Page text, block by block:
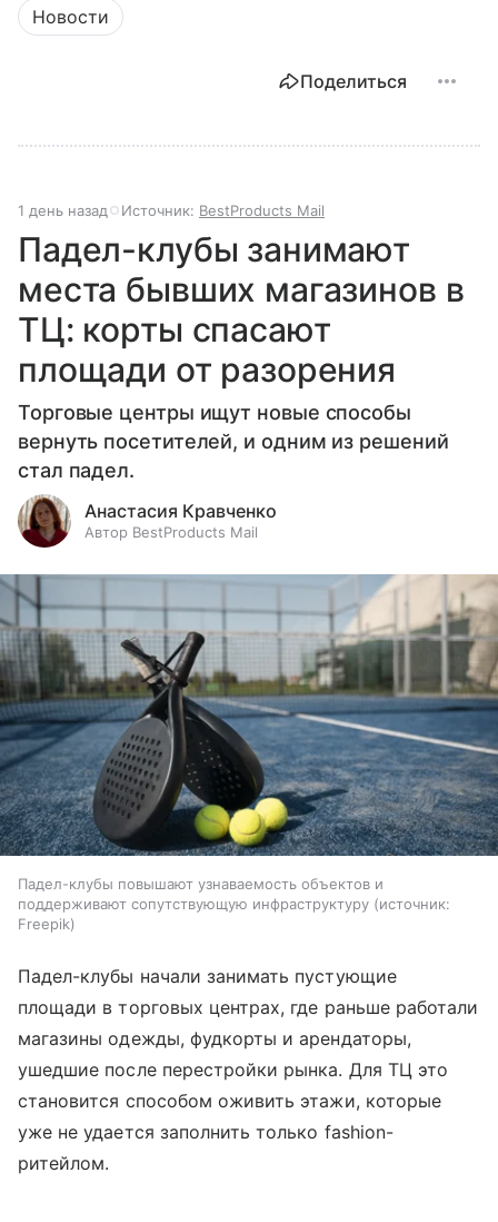
Новости
Поделиться
1 день назад Источник: BestProducts Mail
Падел-клубы занимают
места бывших магазинов в
ТЦ: корты спасают
площади от разорения
Торговые центры ищут новые способы
вернуть посетителей, и одним из решений
стал падел.
Анастасия Кравченко
Автор BestProducts Mail
Падел-клубы повышают узнаваемость объектов и
поддерживают сопутствующую инфраструктуру
источник:
Freepik
Падел-клубы начали занимать пустующие
площади в торговых центрах, где раньше работали
магазины одежды, фудкорты и арендаторы,
ушедшие после перестройки рынка. Для ТЦ это
становится способом оживить этажи, которые
уже не удается заполнить только fashion-
ритейлом.